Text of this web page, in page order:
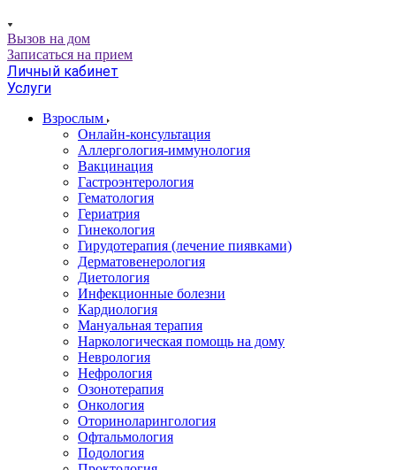
Вызов на дом
Записаться на прием
Личный кабинет
Услуги
Взрослым
Онлайн-консультация
Аллергология-иммунология
Вакцинация
Гастроэнтерология
Гематология
Гериатрия
Гинекология
Гирудотерапия (лечение пиявками)
Дерматовенерология
Диетология
Инфекционные болезни
Кардиология
Мануальная терапия
Наркологическая помощь на дому
Неврология
Нефрология
Озонотерапия
Онкология
Оториноларингология
Офтальмология
Подология